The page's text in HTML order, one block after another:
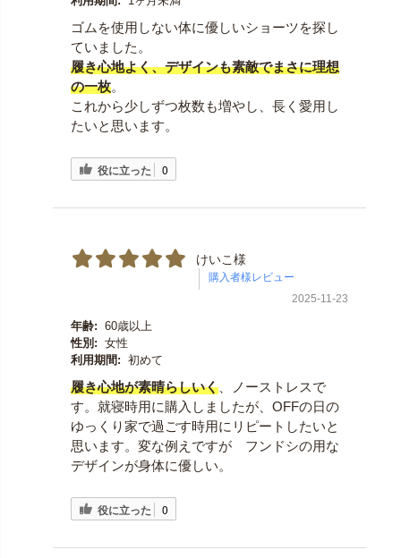
ゴムを使用しない体に優しいショーツを探し
ていました。
履き心地よく、デザインも素敵でまさに理想
の一枚。
これから少しずつ枚数も増やし、長く愛用し
たいと思います。
役に立った 0
けいこ様
2025-11-23
年齢: 60歳以上
性別: 女性
利用期間: 初めて
履き心地が素晴らしいく、ノーストレスで
す。就寝時用に購入しましたが、OFFの日の
ゆっくり家で過ごす時用にリピートしたいと
思います。変な例えですが フンドシの用な
デザインが身体に優しい。
役に立った 0